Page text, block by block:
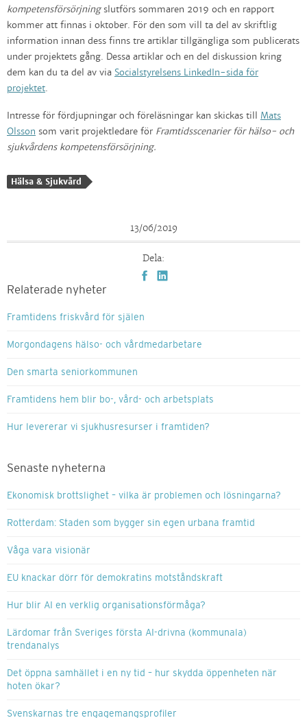
kompetensförsörjning slutförs sommaren 2019 och en rapport
kommer att finnas i oktober. För den som vill ta del av skriftlig
information innan dess finns tre artiklar tillgängliga som publicerats
under projektets gång. Dessa artiklar och en del diskussion kring
dem kan du ta del av via Socialstyrelsens LinkedIn-sida för
projektet.
Intresse för fördjupningar och föreläsningar kan skickas till Mats
Olsson som varit projektledare för Framtidsscenarier för hälso- och
sjukvårdens kompetensförsörjning.
Hälsa & Sjukvård
13/06/2019
Dela:
Relaterade nyheter
Framtidens friskvård för själen
Morgondagens hälso- och vårdmedarbetare
Den smarta seniorkommunen
Framtidens hem blir bo-, vård- och arbetsplats
Hur levererar vi sjukhusresurser i framtiden?
Senaste nyheterna
Ekonomisk brottslighet – vilka är problemen och lösningarna?
Rotterdam: Staden som bygger sin egen urbana framtid
Våga vara visionär
EU knackar dörr för demokratins motståndskraft
Hur blir AI en verklig organisationsförmåga?
Lärdomar från Sveriges första AI-drivna (kommunala)
trendanalys
Det öppna samhället i en ny tid – hur skydda öppenheten när
hoten ökar?
Svenskarnas tre engagemangsprofiler